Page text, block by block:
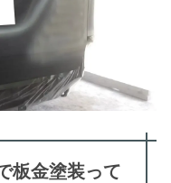
板金塗装って